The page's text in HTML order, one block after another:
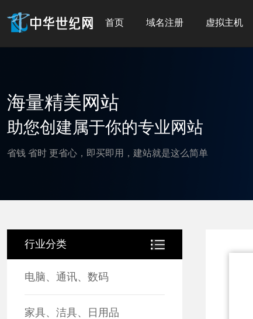
首页 域名注册 虚拟主机
海量精美网站
助您创建属于你的专业网站
省钱 省时 更省心，即买即用，建站就是这么简单
行业分类
电脑、通讯、数码
家具、洁具、日用品